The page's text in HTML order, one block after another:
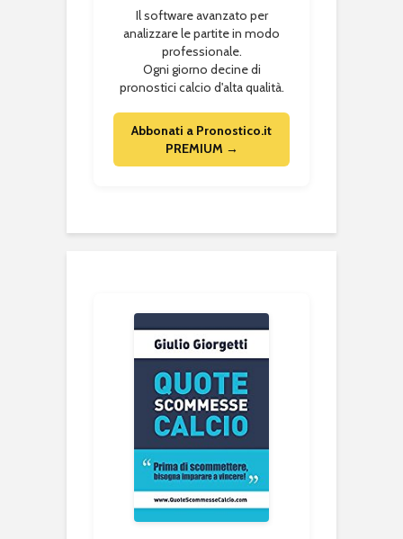
Il software avanzato per
analizzare le partite in modo
professionale.
Ogni giorno decine di
pronostici calcio d'alta qualità.
Abbonati a Pronostico.it
PREMIUM →